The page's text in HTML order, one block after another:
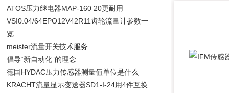
ATOS压力继电器MAP-160 20更耐用
VSI0.04/64EPO12V42R11齿轮流量计参数一
览
meister流量开关技术服务
倡导“新自动化”的理念
德国HYDAC压力传感器测量值单位是什么
KRACHT流量显示变送器SD1-I-24用4件互换